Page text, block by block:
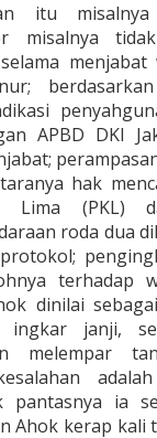
itu
misalnya
APBD DKI
hak
Lima (PKL)
roda dua
terhadap
dinilai
ingkar janji,
melempar
pantasnya ia
Ahok kerap kali